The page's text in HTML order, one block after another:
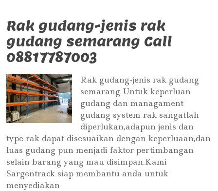
Rak gudang-jenis rak
gudang semarang Call
08817787003
Rak gudang-jenis rak gudang
semarang Untuk keperluan
gudang dan managament
gudang system rak sangatlah
diperlukan,adapun jenis dan
type rak dapat disesuaikan dengan keperluaan,dan
luas gudang pun menjadi faktor pertimbangan
selain barang yang mau disimpan.Kami
Sargentrack siap membantu anda untuk
menyediakan